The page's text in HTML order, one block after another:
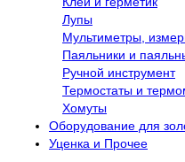
Лупы
Мультиметры,
Паяльники и
Ручной инструмент
Термостаты и
Хомуты
Оборудование для
Уценка и Прочее